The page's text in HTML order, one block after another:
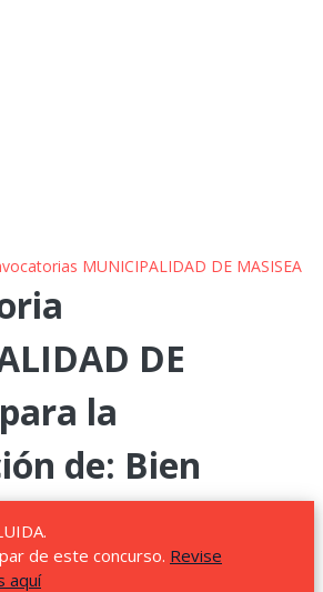
MUNICIPALIDAD DE MASISEA
DE
la
de: Bien
de este concurso. Revise
aquí